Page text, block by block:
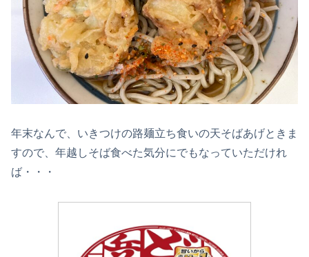
年末なんで、いきつけの路麺立ち食いの天そばあげときま
すので、年越しそば食べた気分にでもなっていただけれ
ば・・・